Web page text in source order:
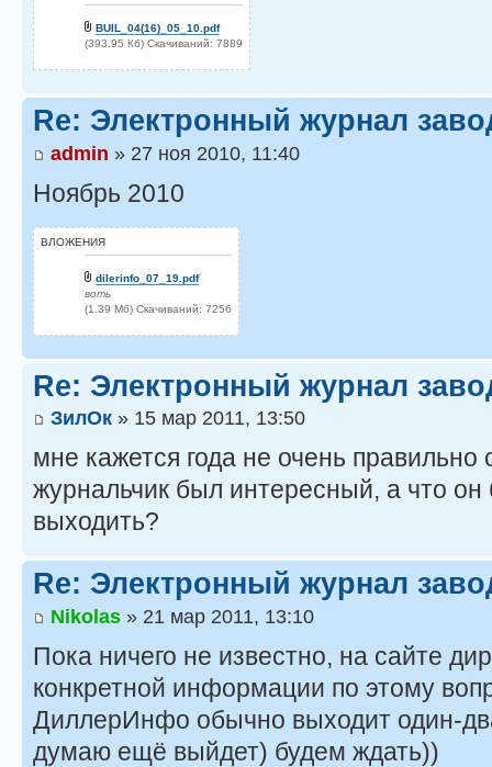
BUIL_04(16)_05_10.pdf
(393.95 Кб) Скачиваний: 7889
Re: Электронный журнал
admin » 27 ноя 2010, 11:40
Ноябрь 2010
ВЛОЖЕНИЯ
dilerinfo_07_19.pdf
воть
(1.39 Мб) Скачиваний: 7256
Re: Электронный журнал
ЗилОк » 15 мар 2011, 13:50
мне кажется года не очень
журнальчик был интересный, а что он
выходить?
Re: Электронный журнал
Nikolas » 21 мар 2011, 13:10
Пока ничего не известно, на сайте
конкретной информации по этому
ДиллерИнфо обычно выходит один-
думаю ещё выйдет) будем ждать))